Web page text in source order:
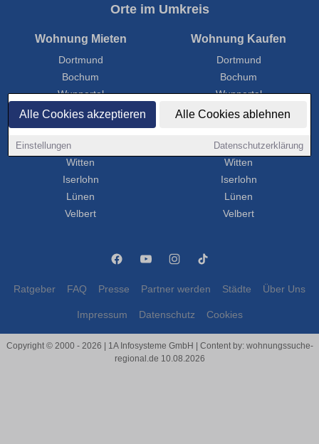
Alle Cookies akzeptieren Alle Cookies ablehnen
Einstellungen Datenschutzerklärung
Orte im Umkreis
Wohnung Mieten
Dortmund
Bochum
Wuppertal
Hagen
Herne
Remscheid
Witten
Iserlohn
Lünen
Velbert
Wohnung Kaufen
Dortmund
Bochum
Wuppertal
Hagen
Remscheid
Witten
Iserlohn
Lünen
Velbert
Ratgeber FAQ Presse Partner werden Städte Über Uns
Impressum Datenschutz Cookies
Copyright © 2000 - 2026 | 1A Infosysteme GmbH | Content by: wohnungssuche-
regional.de 10.08.2026